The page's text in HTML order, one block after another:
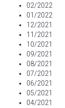
02/2022
01/2022
12/2021
11/2021
10/2021
09/2021
08/2021
07/2021
06/2021
05/2021
04/2021